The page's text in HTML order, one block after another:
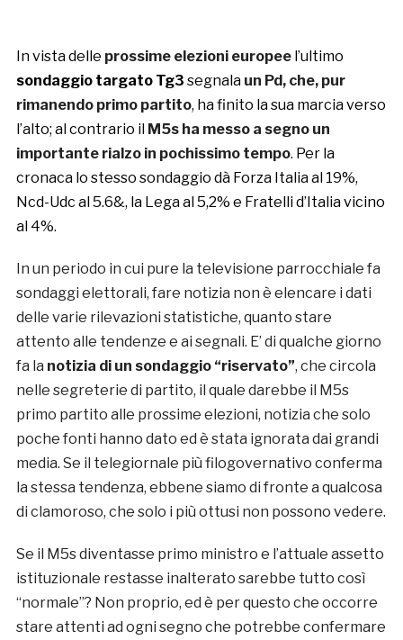
In vista delle prossime elezioni europee l’ultimo
sondaggio targato Tg3 segnala un Pd, che, pur
rimanendo primo partito, ha finito la sua marcia verso
l’alto; al contrario ilM5s ha messo a segno un
importante rialzo in pochissimo tempo. Per la
cronaca lo stesso sondaggio dà Forza Italia al 19%,
Ncd-Udc al 5.6&, la Lega al 5,2% e Fratelli d’Italia vicino
al 4%.
In un periodo in cui pure la televisione parrocchiale fa
sondaggi elettorali, fare notizia non è elencare i dati
delle varie rilevazioni statistiche, quanto stare
attento alle tendenze e ai segnali. E’ di qualche giorno
fa la notizia di un sondaggio “riservato”, che circola
nelle segreterie di partito, il quale darebbe il M5s
primo partito alle prossime elezioni, notizia che solo
poche fonti hanno dato ed è stata ignorata dai grandi
media. Se il telegiornale più filogovernativo conferma
la stessa tendenza, ebbene siamo di fronte a qualcosa
di clamoroso, che solo i più ottusi non possono vedere.
Se il M5s diventasse primo ministro e l’attuale assetto
istituzionale restasse inalterato sarebbe tutto così
“normale”? Non proprio, ed è per questo che occorre
stare attenti ad ogni segno che potrebbe confermare